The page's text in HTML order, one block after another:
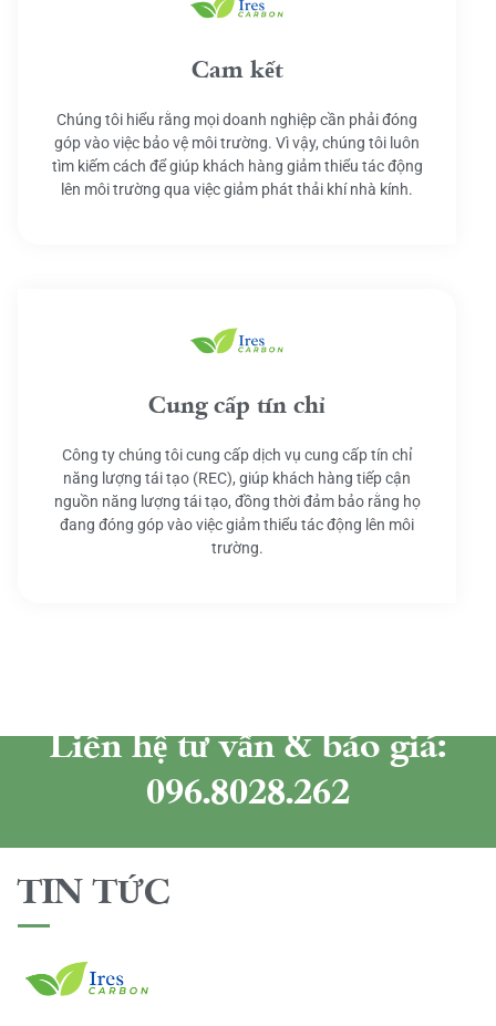
Cam kết
Chúng tôi hiểu rằng mọi doanh nghiệp cần phải đóng
góp vào việc bảo vệ môi trường. Vì vậy, chúng tôi luôn
tìm kiếm cách để giúp khách hàng giảm thiểu tác động
lên môi trường qua việc giảm phát thải khí nhà kính.
Cung cấp tín chỉ
Công ty chúng tôi cung cấp dịch vụ cung cấp tín chỉ
năng lượng tái tạo (REC), giúp khách hàng tiếp cận
nguồn năng lượng tái tạo, đồng thời đảm bảo rằng họ
đang đóng góp vào việc giảm thiểu tác động lên môi
trường.
Liên hệ tư vấn & báo giá:
096.8028.262
TIN TỨC